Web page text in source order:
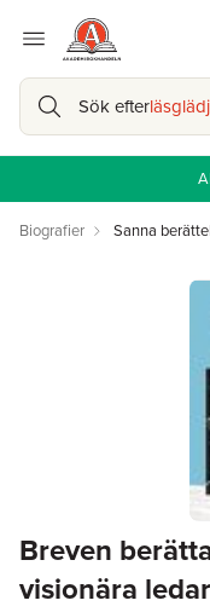
Sök efter
Biografier Sanna
Breven
visionära